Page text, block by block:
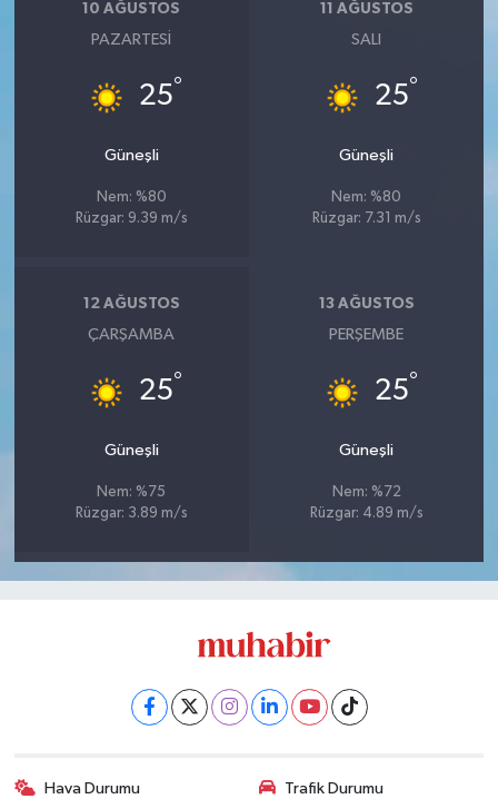
10 AĞUSTOS
PAZARTESI
25°
Güneşli
Nem: %80
Rüzgar: 9.39 m/s
11 AĞUSTOS
SALI
25°
Güneşli
Nem: %80
Rüzgar: 7.31 m/s
12 AĞUSTOS
ÇARŞAMBA
25°
Güneşli
Nem: %75
Rüzgar: 3.89 m/s
13 AĞUSTOS
PERŞEMBE
25°
Güneşli
Nem: %72
Rüzgar: 4.89 m/s
Hava Durumu Trafik Durumu